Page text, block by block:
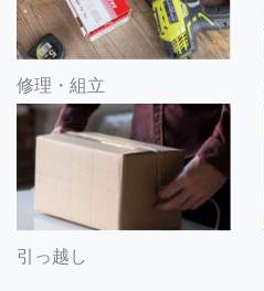
修理・組立
引っ越し